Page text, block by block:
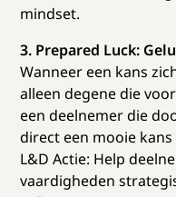
mindset.
3. Prepared Luck:
Wanneer een kans
alleen degene die
een deelnemer die
direct een mooie
L&D Actie: Help
vaardigheden